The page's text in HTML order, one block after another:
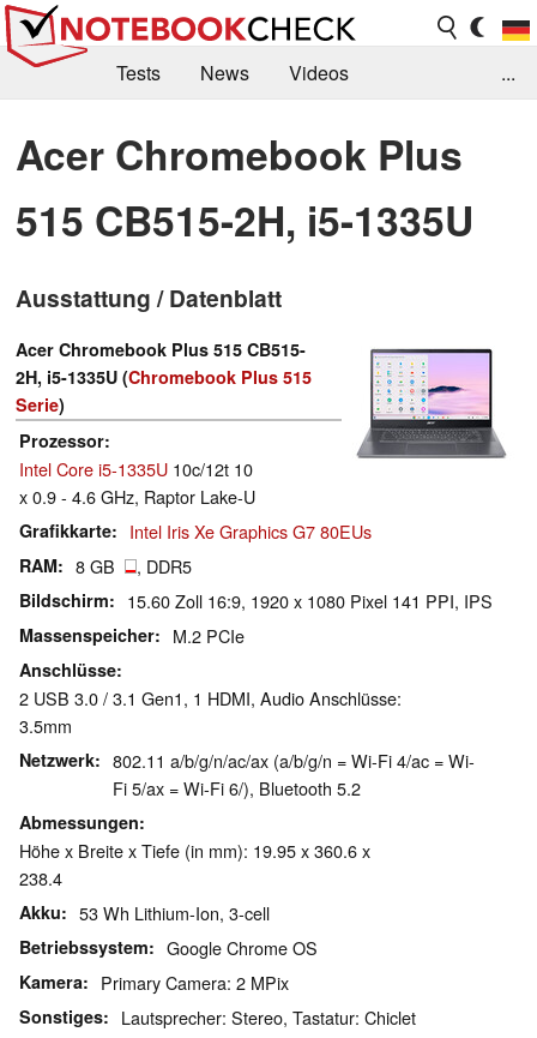
Tests News
Videos
Kaufberatung
Deals Suche
Jobs
Forum
...
Acer Chromebook Plus
515 CB515-2H, i5-1335U
Ausstattung / Datenblatt
Acer Chromebook Plus 515 CB515-
2H, i5-1335U (Chromebook Plus 515
Serie)
Prozessor
Intel Core i5-1335U 10c/12t 10
x 0.9 - 4.6 GHz, Raptor Lake-U
Grafikkarte Intel Iris Xe Graphics G7 80EUs
RAM 8 GB , DDR5
Bildschirm 15.60 Zoll 16:9, 1920 x 1080 Pixel 141 PPI, IPS
Massenspeicher M.2 PCIe
Anschlüsse
2 USB 3.0 / 3.1 Gen1, 1 HDMI, Audio Anschlüsse:
3.5mm
Netzwerk
802.11 a/b/g/n/ac/ax (a/b/g/n = Wi-Fi 4/ac = Wi-
Fi 5/ax = Wi-Fi 6/), Bluetooth 5.2
Abmessungen
Höhe x Breite x Tiefe (in mm): 19.95 x 360.6 x
238.4
Akku 53 Wh Lithium-Ion, 3-cell
Betriebssystem Google Chrome OS
Kamera Primary Camera: 2 MPix
Sonstiges Lautsprecher: Stereo, Tastatur: Chiclet